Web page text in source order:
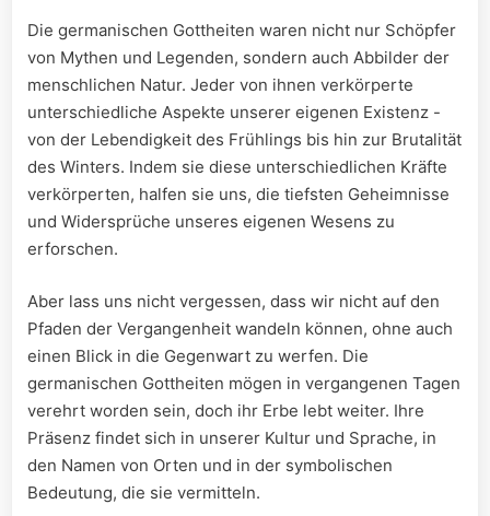
Die germanischen⁤ Gottheiten waren nicht nur Schöpfer
‍von Mythen und Legenden,⁤ sondern auch⁢ Abbilder der
menschlichen ‍Natur. Jeder von ihnen verkörperte
unterschiedliche‌ Aspekte unserer eigenen Existenz ‌-
von der Lebendigkeit des Frühlings bis hin ‌zur Brutalität
des Winters. Indem sie diese unterschiedlichen Kräfte
verkörperten, halfen sie uns, die⁣ tiefsten Geheimnisse
und ‌Widersprüche unseres eigenen Wesens zu
erforschen.
Aber lass uns nicht vergessen,⁤ dass wir⁤ nicht auf den
Pfaden der Vergangenheit wandeln können, ohne auch‍
einen Blick in die Gegenwart zu‌ werfen. Die
germanischen Gottheiten mögen in ⁢vergangenen Tagen
verehrt worden sein, doch ihr Erbe lebt weiter. Ihre
Präsenz ⁣findet sich in unserer Kultur‍ und Sprache, in
den Namen von‍ Orten⁢ und in der symbolischen
Bedeutung, die ⁤sie vermitteln.